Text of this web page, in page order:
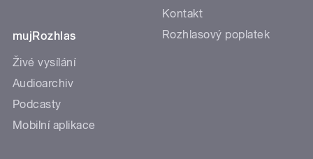
mujRozhlas
Živé vysílání
Audioarchiv
Podcasty
Mobilní aplikace
Kontakt
Rozhlasový poplatek